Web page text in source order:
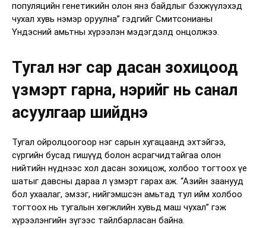
популяцийн генетикийн олон янз байдлыг бэхжүүлэхэд
чухал хувь нэмэр оруулна” гэдгийг Смитсонианы
Үндэсний амьтны хүрээлэн мэдэгдэлд онцолжээ.
Тугал нэг сар дасан зохицоод
үзмэрт гарна, нэрийг нь санал
асуулгаар шийднэ
Тугал ойролцоогоор нэг сарын хугацаанд эхтэйгээ,
сүргийн бусад гишүүд болон асрагчидтайгаа олон
нийтийн нүднээс хол дасан зохицож, холбоо тогтоох үе
шатыг давсны дараа л үзмэрт гарах аж. “Азийн заанууд
бол ухаалаг, эмзэг, нийгэмшсэн амьтад тул ийм холбоо
тогтоох нь тугалын хөгжлийн хувьд маш чухал” гэж
хүрээлэнгийн зүгээс тайлбарласан байна.